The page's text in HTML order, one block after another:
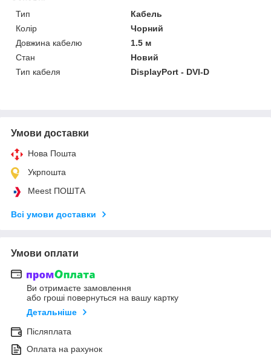
Тип
Кабель
Колір
Чорний
Довжина кабелю
1.5 м
Стан
Новий
Тип кабеля
DisplayPort - DVI-D
Умови доставки
Нова Пошта
Укрпошта
Meest ПОШТА
Всі умови доставки
Умови оплати
Ви отримаєте замовлення
або гроші повернуться на вашу картку
Детальніше
Післяплата
Оплата на рахунок